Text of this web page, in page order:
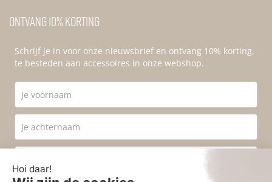
Ontvang 10% korting
Schrijf je in voor onze nieuwsbrief en ontvang 10% korting,
te besteden aan accessoires in onze webshop.